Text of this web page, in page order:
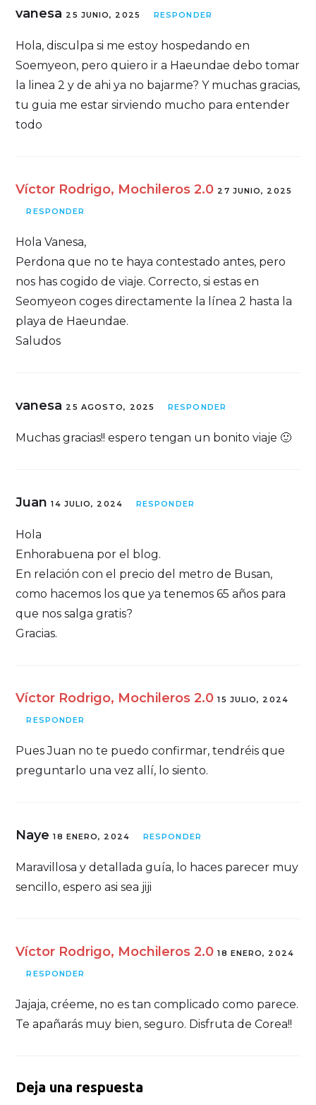
vanesa 25 JUNIO, 2025 RESPONDER
Hola, disculpa si me estoy hospedando en
Soemyeon, pero quiero ir a Haeundae debo tomar
la linea 2 y de ahi ya no bajarme? Y muchas gracias,
tu guia me estar sirviendo mucho para entender
todo
Víctor Rodrigo, Mochileros 2.0 27 JUNIO, 2025
RESPONDER
Hola Vanesa,
Perdona que no te haya contestado antes, pero
nos has cogido de viaje. Correcto, si estas en
Seomyeon coges directamente la línea 2 hasta la
playa de Haeundae.
Saludos
vanesa 25 AGOSTO, 2025 RESPONDER
Muchas gracias!! espero tengan un bonito viaje 🙂
Juan14 JULIO, 2024 RESPONDER
Hola
Enhorabuena por el blog.
En relación con el precio del metro de Busan,
como hacemos los que ya tenemos 65 años para
que nos salga gratis?
Gracias.
Víctor Rodrigo, Mochileros 2.0 15 JULIO, 2024
RESPONDER
Pues Juan no te puedo confirmar, tendréis que
preguntarlo una vez allí, lo siento.
Naye18 ENERO, 2024 RESPONDER
Maravillosa y detallada guía, lo haces parecer muy
sencillo, espero asi sea jiji
Víctor Rodrigo, Mochileros 2.0 18 ENERO, 2024
RESPONDER
Jajaja, créeme, no es tan complicado como parece.
Te apañarás muy bien, seguro. Disfruta de Corea!!
Deja una respuesta